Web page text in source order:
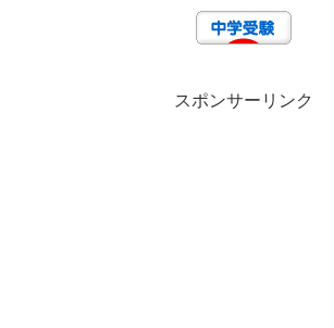
スポンサーリンク